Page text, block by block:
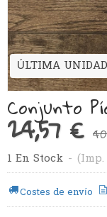
ÚLTIMA UNIDAD
Conjunto
24,57 €
1 En Stock -
Costes de envío